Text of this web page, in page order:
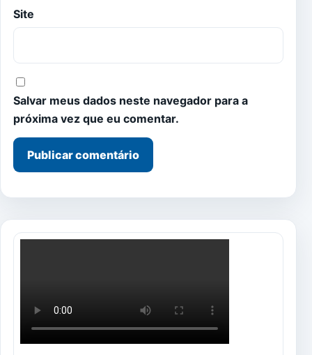
Site
Salvar meus dados neste navegador para a
próxima vez que eu comentar.